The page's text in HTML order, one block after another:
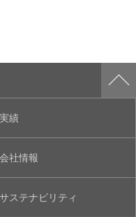
実績
会社情報
サステナビリティ